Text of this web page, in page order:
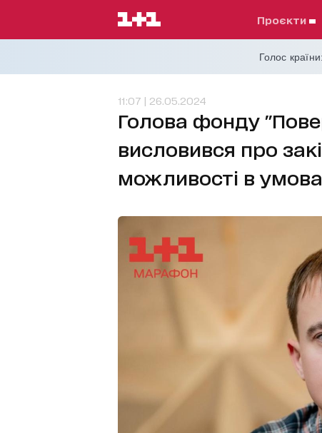
проєкти
Голос
11:07 | 26.05.2024
Голова фонду
висловився про
можливості в